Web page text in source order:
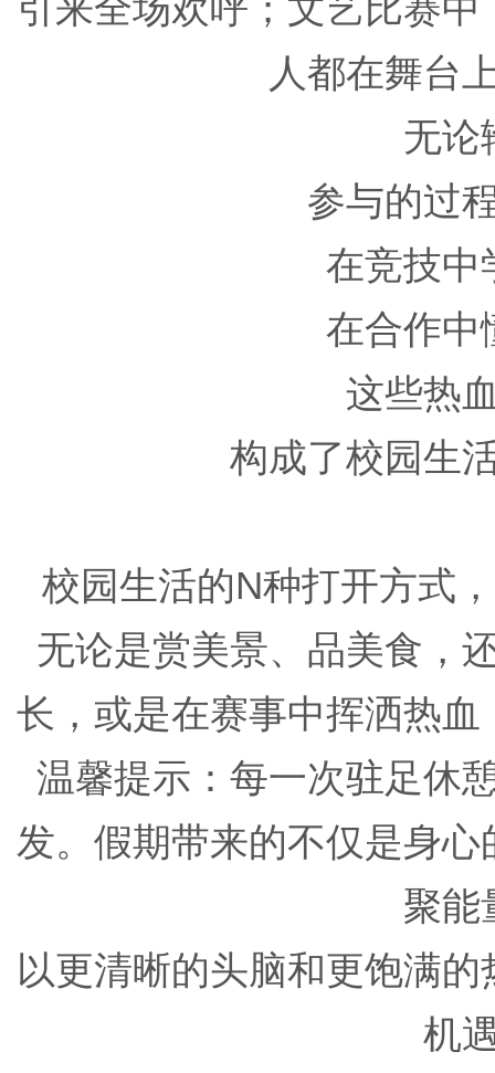
引来全场欢呼；文艺比赛
人都在舞台
无论
参与的过
在竞技中
在合作中
这些热
构成了校园生
校园生活的N种打开方式
无论是赏美景、品美食，
长，或是在赛事中挥洒热
温馨提示：每一次驻足休
发。假期带来的不仅是身
聚能
以更清晰的头脑和更饱满
机